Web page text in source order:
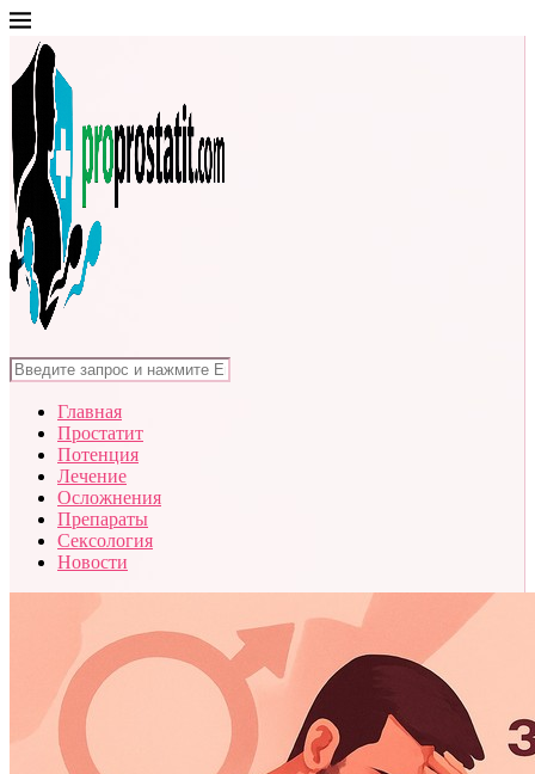
Главная
Простатит
Потенция
Лечение
Осложнения
Препараты
Сексология
Новости